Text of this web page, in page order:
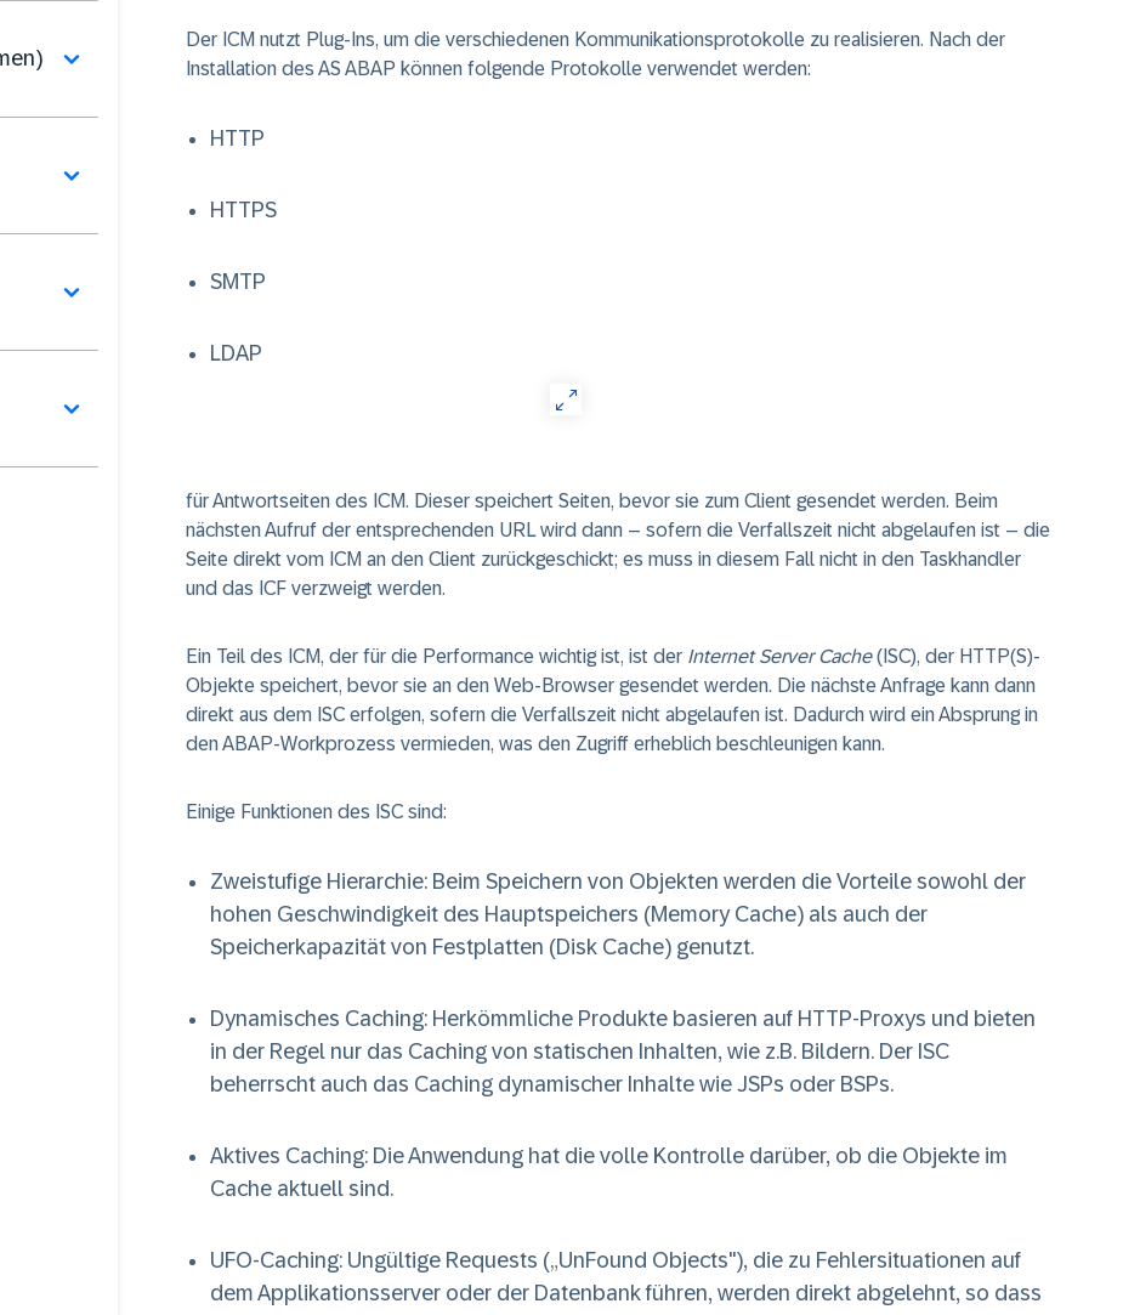
Der ICM nutzt Plug-Ins, um die verschiedenen Kommunikationsprotokolle zu realisieren. Nach der
Installation des AS ABAP können folgende Protokolle verwendet werden:
HTTP
HTTPS
SMTP
LDAP
für Antwortseiten des ICM. Dieser speichert Seiten, bevor sie zum Client gesendet werden. Beim
nächsten Aufruf der entsprechenden URL wird dann – sofern die Verfallszeit nicht abgelaufen ist – die
Seite direkt vom ICM an den Client zurückgeschickt; es muss in diesem Fall nicht in den Taskhandler
und das ICF verzweigt werden.
Ein Teil des ICM, der für die Performance wichtig ist, ist der Internet Server Cache(ISC), der HTTP(S)-
Objekte speichert, bevor sie an den Web-Browser gesendet werden. Die nächste Anfrage kann dann
direkt aus dem ISC erfolgen, sofern die Verfallszeit nicht abgelaufen ist. Dadurch wird ein Absprung in
den ABAP-Workprozess vermieden, was den Zugriff erheblich beschleunigen kann.
Einige Funktionen des ISC sind:
Zweistufige Hierarchie: Beim Speichern von Objekten werden die Vorteile sowohl der
hohen Geschwindigkeit des Hauptspeichers (Memory Cache) als auch der
Speicherkapazität von Festplatten (Disk Cache) genutzt.
Dynamisches Caching: Herkömmliche Produkte basieren auf HTTP-Proxys und bieten
in der Regel nur das Caching von statischen Inhalten, wie z.B. Bildern. Der ISC
beherrscht auch das Caching dynamischer Inhalte wie JSPs oder BSPs.
Aktives Caching: Die Anwendung hat die volle Kontrolle darüber, ob die Objekte im
Cache aktuell sind.
UFO-Caching: Ungültige Requests („UnFound Objects"), die zu Fehlersituationen auf
dem Applikationsserver oder der Datenbank führen, werden direkt abgelehnt, so dass